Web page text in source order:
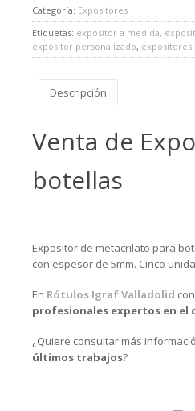
Categoría: Expositores
Etiquetas: expositor a medida,
expositor personalizado, expositores
Descripción
Venta de
botellas
Expositor de metacrilato para
con espesor de 5mm. Cinco
En Rótulos Igraf Valladolid
profesionales expertos en el
¿Quiere consultar más
últimos trabajos?